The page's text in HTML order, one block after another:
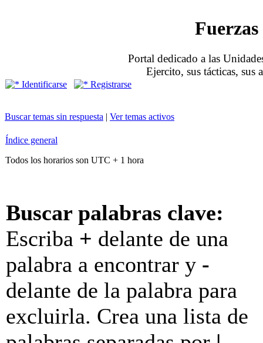
Portal dedicado a las
Ejercito, sus tácticas, sus
Identificarse Registrarse
Buscar temas sin respuesta | Ver temas activos
Índice general
Todos los horarios son UTC + 1 hora
Buscar palabras clave:
Escriba + delante de una
palabra a encontrar y -
delante de la palabra para
excluirla. Crea una lista de